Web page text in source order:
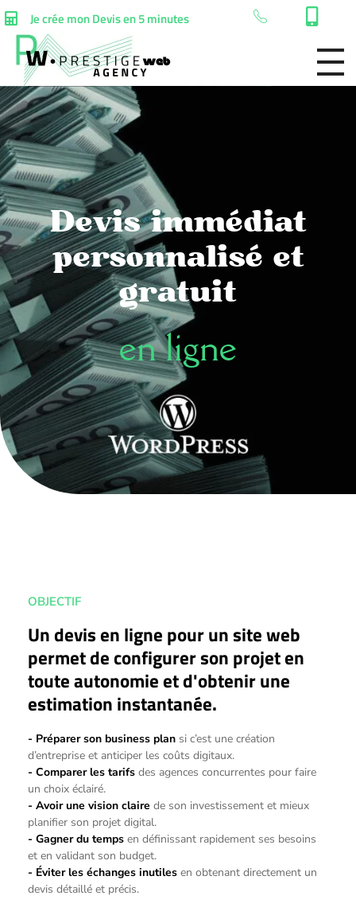
Je crée mon Devis en 5 minutes
Devis immédiat
personnalisé et
gratuit
en ligne
OBJECTIF
Un devis en ligne pour un site web
permet de configurer son projet en
toute autonomie et d'obtenir une
estimation instantanée.
- Préparer son business plan si c’est une création
d’entreprise et anticiper les coûts digitaux.
- Comparer les tarifs des agences concurrentes pour faire
un choix éclairé.
- Avoir une vision claire de son investissement et mieux
planifier son projet digital.
- Gagner du temps en définissant rapidement ses besoins
et en validant son budget.
- Éviter les échanges inutiles en obtenant directement un
devis détaillé et précis.